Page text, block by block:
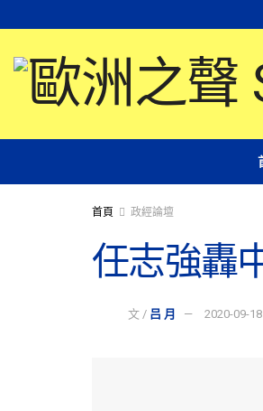
首頁 政經論壇
任志強轟
文 / 吕 月 2020-09-18